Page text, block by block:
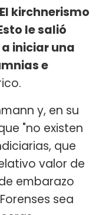
El kirchnerismo
le salió
iniciar una
e
y, en su
"no existen
que
valor de
embarazo
sea